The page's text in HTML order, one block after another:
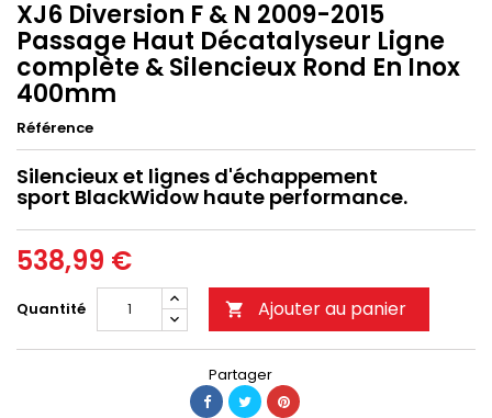
XJ6 Diversion F & N 2009-2015
Passage Haut Décatalyseur Ligne
complète & Silencieux Rond En Inox
400mm
Référence
Silencieux et lignes d'échappement
sport BlackWidow haute performance.
538,99 €
Quantité  Ajouter au panier
Partager